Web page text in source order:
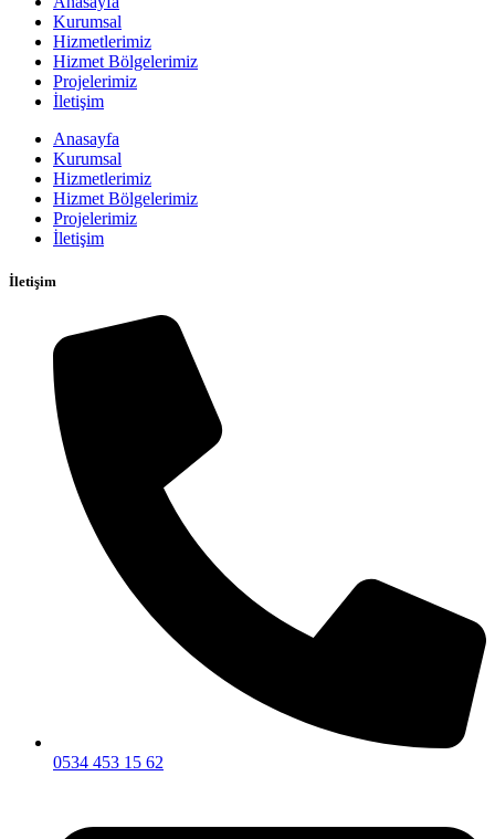
Kurumsal
Hizmetlerimiz
Hizmet Bölgelerimiz
Projelerimiz
İletişim
Anasayfa
Kurumsal
Hizmetlerimiz
Hizmet Bölgelerimiz
Projelerimiz
İletişim
İletişim
0534 453 15 62